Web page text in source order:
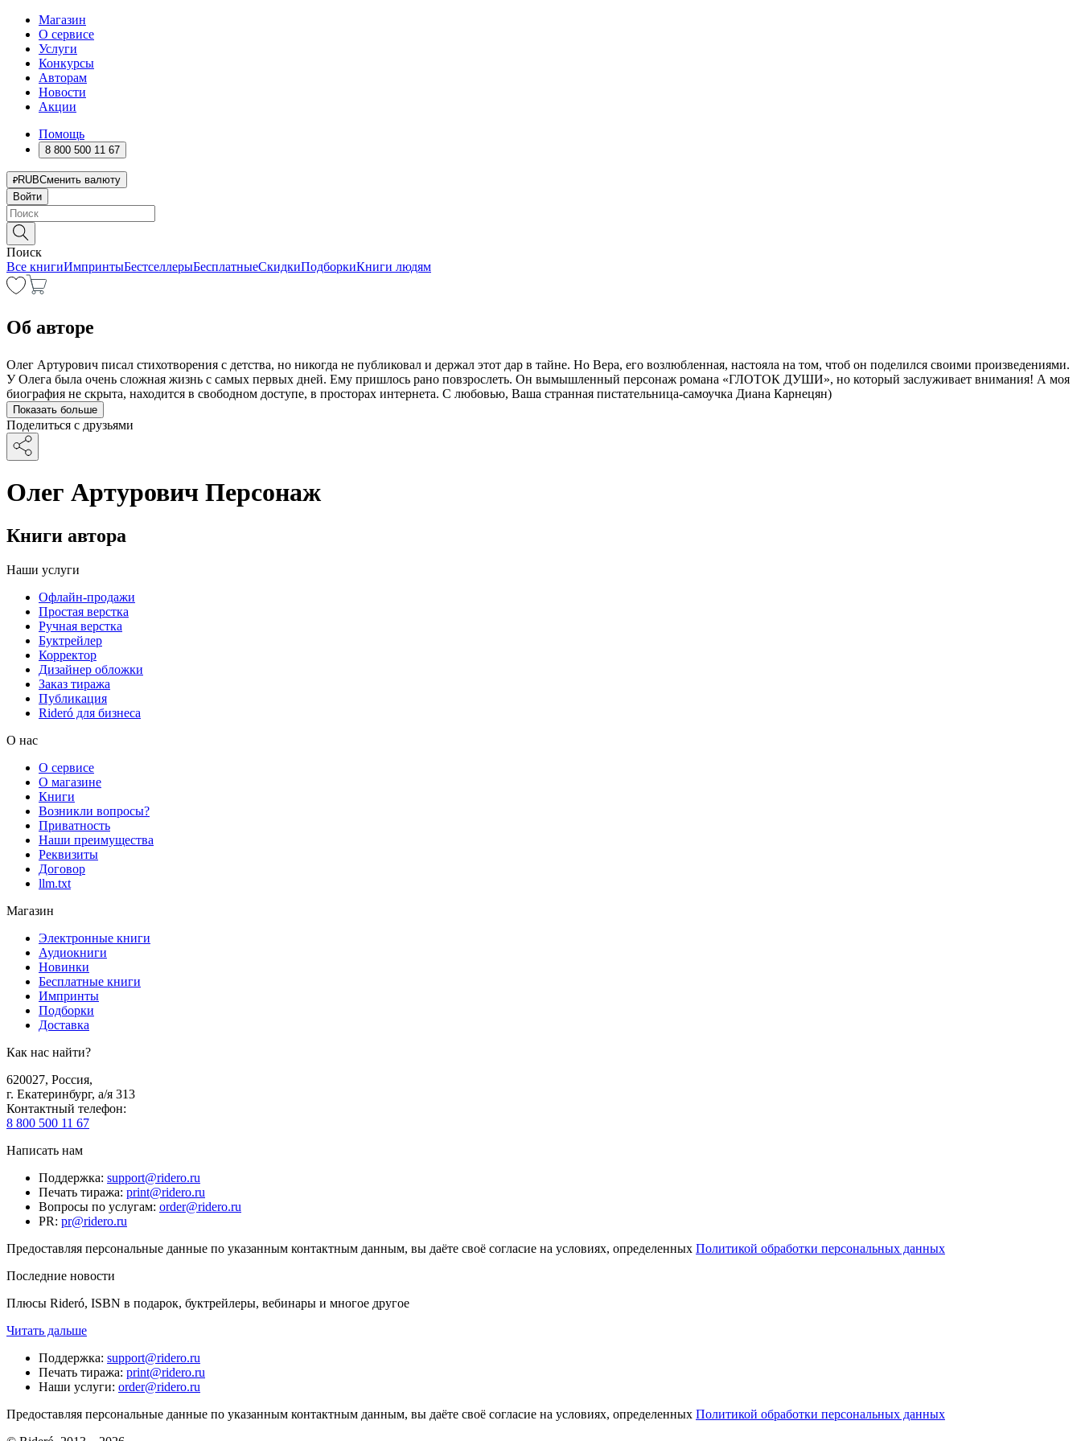
Магазин
О сервисе
Услуги
Конкурсы
Авторам
Новости
Акции
Помощь
8 800 500 11 67
RUBСменить валюту
Войти
Поиск
Все книгиИмпринтыБестселлерыБесплатныеСкидкиПодборкиКниги людям
Об авторе
Олег Артурович писал стихотворения с детства, но никогда не публиковал и держал этот дар в тайне. Но Вера, его возлюбленная, настояла на том, чтоб он поделился своими произведениями.
У Олега была очень сложная жизнь с самых первых дней. Ему пришлось рано повзрослеть. Он вымышленный персонаж романа «ГЛОТОК ДУШИ», но который заслуживает внимания! А моя
биография не скрыта, находится в свободном доступе, в просторах интернета. С любовью, Ваша странная пистательница-самоучка Диана Карнецян)
Показать больше
Поделиться с друзьями
Олег Артурович Персонаж
Книги автора
Наши услуги
Офлайн-продажи
Простая верстка
Ручная верстка
Буктрейлер
Корректор
Дизайнер обложки
Заказ тиража
Публикация
Rideró для бизнеса
О нас
О сервисе
О магазине
Книги
Возникли вопросы?
Приватность
Наши преимущества
Реквизиты
Договор
llm.txt
Магазин
Электронные книги
Аудиокниги
Новинки
Бесплатные книги
Импринты
Подборки
Доставка
Как нас найти?
620027, Россия,
г. Екатеринбург, а/я 313
Контактный телефон:
8 800 500 11 67
Написать нам
Поддержка: support@ridero.ru
Печать тиража: print@ridero.ru
Вопросы по услугам: order@ridero.ru
PR: pr@ridero.ru
Предоставляя персональные данные по указанным контактным данным, вы даёте своё согласие на условиях, определенных Политикой обработки персональных данных
Последние новости
Плюсы Rideró, ISBN в подарок, буктрейлеры, вебинары и многое другое
Читать дальше
Поддержка: support@ridero.ru
Печать тиража: print@ridero.ru
Наши услуги: order@ridero.ru
Предоставляя персональные данные по указанным контактным данным, вы даёте своё согласие на условиях, определенных Политикой обработки персональных данных